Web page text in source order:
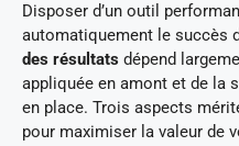
Disposer d’un outil
automatiquement le succès
des résultats dépend
appliquée en amont et de la
en place. Trois aspects
pour maximiser la valeur de